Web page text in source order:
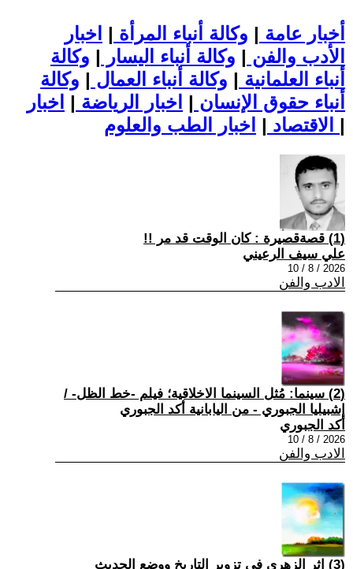
أخبار عامة | وكالة أنباء المرأة | اخبار
الأدب والفن | وكالة أنباء اليسار | وكالة
أنباء العلمانية | وكالة أنباء العمال | وكالة
أنباء حقوق الإنسان | اخبار الرياضة | اخبار
الاقتصاد | |
(1) قصةقصيرة : كان الوقت قد مر !!
علي سيف الرعيني
2026 / 8 / 10
الادب والفن
(2) سينما: مُثل السينما الاخلاقية؛ فيلم -خط الظل- /
إشبيليا الجبوري - من اليابانية أكد الجبوري
أكد الجبوري
2026 / 8 / 10
الادب والفن
(3) اثر الزهري في تزوير التاريخ ووضع الحديث